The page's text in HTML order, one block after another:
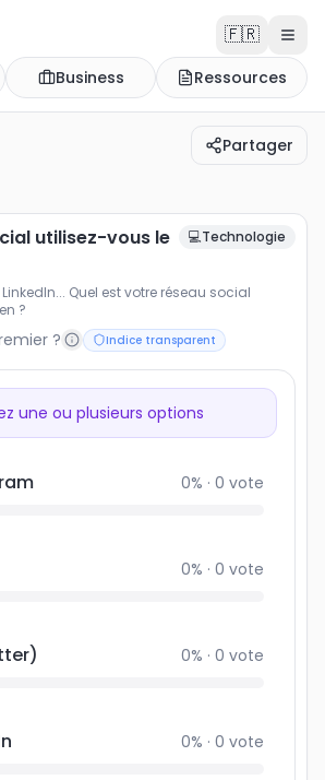
🇫🇷
Business Ressources
Partager
utilisez-vous le plus ?
X, LinkedIn... Quel est votre réseau
utilisez-vous le
💻Technologie
Quel est votre réseau social
?
? Indice transparent
une ou plusieurs options
0% · 0 vote
0% · 0 vote
0% · 0 vote
0% · 0 vote